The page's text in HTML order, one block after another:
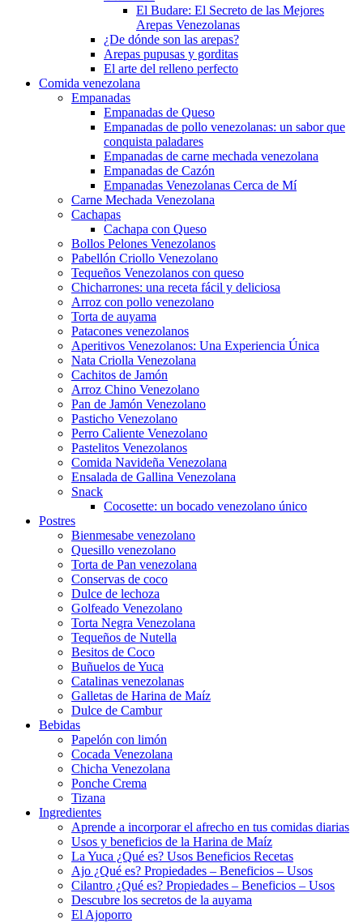
El Budare: El Secreto de las Mejores
Arepas Venezolanas
¿De dónde son las arepas?
Arepas pupusas y gorditas
El arte del relleno perfecto
Comida venezolana
Empanadas
Empanadas de Queso
Empanadas de pollo venezolanas: un sabor que
conquista paladares
Empanadas de carne mechada venezolana
Empanadas de Cazón
Empanadas Venezolanas Cerca de Mí
Carne Mechada Venezolana
Cachapas
Cachapa con Queso
Bollos Pelones Venezolanos
Pabellón Criollo Venezolano
Tequeños Venezolanos con queso
Chicharrones: una receta fácil y deliciosa
Arroz con pollo venezolano
Torta de auyama
Patacones venezolanos
Aperitivos Venezolanos: Una Experiencia Única
Nata Criolla Venezolana
Cachitos de Jamón
Arroz Chino Venezolano
Pan de Jamón Venezolano
Pasticho Venezolano
Perro Caliente Venezolano
Pastelitos Venezolanos
Comida Navideña Venezolana
Ensalada de Gallina Venezolana
Snack
Cocosette: un bocado venezolano único
Postres
Bienmesabe venezolano
Quesillo venezolano
Torta de Pan venezolana
Conservas de coco
Dulce de lechoza
Golfeado Venezolano
Torta Negra Venezolana
Tequeños de Nutella
Besitos de Coco
Buñuelos de Yuca
Catalinas venezolanas
Galletas de Harina de Maíz
Dulce de Cambur
Bebidas
Papelón con limón
Cocada Venezolana
Chicha Venezolana
Ponche Crema
Tizana
Ingredientes
Aprende a incorporar el afrecho en tus comidas diarias
Usos y beneficios de la Harina de Maíz
La Yuca ¿Qué es? Usos Beneficios Recetas
Ajo ¿Qué es? Propiedades – Beneficios – Usos
Cilantro ¿Qué es? Propiedades – Beneficios – Usos
Descubre los secretos de la auyama
El Ajoporro